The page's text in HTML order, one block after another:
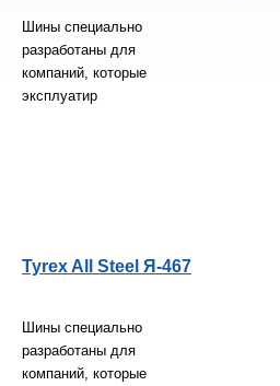
Шины специально
разработаны для
компаний, которые
эксплуатир
Tyrex All Steel Я-467
Шины специально
разработаны для
компаний, которые